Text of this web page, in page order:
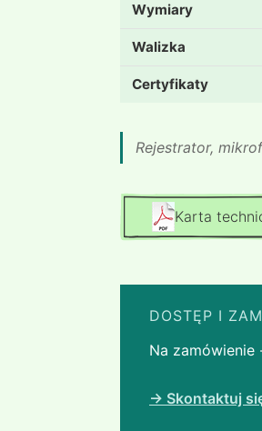
Wymiary
Walizka
Certyfikaty
Rejestrator,
Karta
DOSTĘP I
Na
→ Skontaktuj